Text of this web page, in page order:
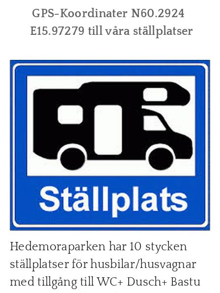
GPS-Koordinater N60.2924
E15.97279 till våra ställplatser
Hedemoraparken har 10 stycken
ställplatser för husbilar/husvagnar
med tillgång till WC+ Dusch+ Bastu